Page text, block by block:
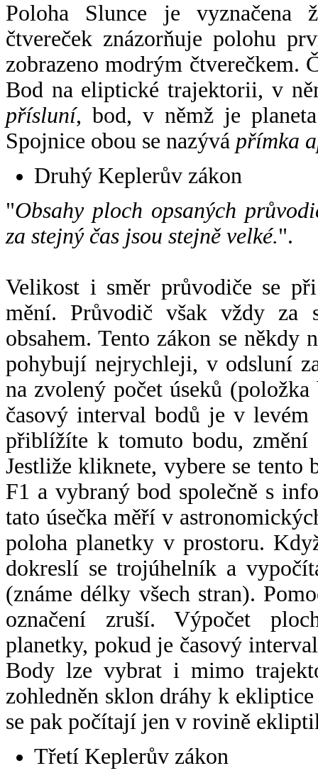
Poloha Slunce je vyznačena
čtvereček znázorňuje polohu
zobrazeno modrým čtverečkem.
Bod na eliptické trajektorii, v
přísluní, bod, v němž je
Spojnice obou se nazývá přímka
Druhý Keplerův zákon
"Obsahy ploch opsaných
za stejný čas jsou stejně velké.".
Velikost i směr průvodiče se
mění. Průvodič však vždy za
obsahem. Tento zákon se někdy
pohybují nejrychleji, v odsluní
na zvolený počet úseků
časový interval bodů je v
přiblížíte k tomuto bodu,
Jestliže kliknete, vybere se tento
F1 a vybraný bod společně s
tato úsečka měří v
poloha planetky v prostoru.
dokreslí se trojúhelník a
(známe délky všech stran).
označení zruší. Výpočet
planetky, pokud je časový
Body lze vybrat i mimo
zohledněn sklon dráhy k
se pak počítají jen v rovině
Třetí Keplerův zákon